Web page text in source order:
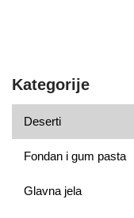
Kategorije
Deserti
Fondan i gum pasta
Glavna jela